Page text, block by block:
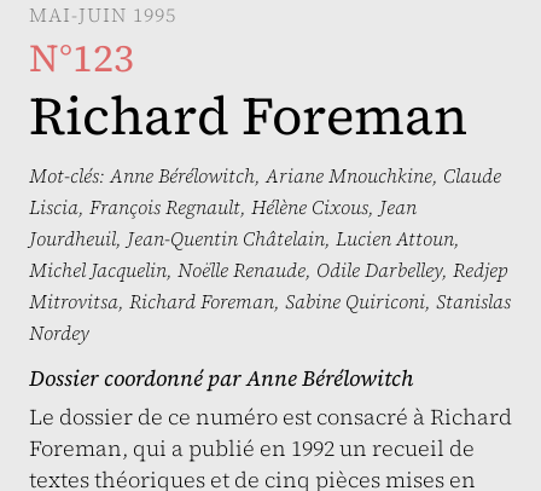
MAI-JUIN 1995
N°123
Richard Foreman
Mot-clés:Anne Bérélowitch,Ariane Mnouchkine, Claude
Liscia, François Regnault, Hélène Cixous, Jean
Jourdheuil, Jean-Quentin Châtelain, Lucien Attoun,
Michel Jacquelin, Noëlle Renaude, Odile Darbelley, Redjep
Mitrovitsa, Richard Foreman, Sabine Quiriconi, Stanislas
Nordey
Dossier coordonné parAnne Bérélowitch
Le dossier de ce numéro est consacré à Richard
Foreman, qui a publié en 1992 un recueil de
textes théoriques et de cinq pièces mises en